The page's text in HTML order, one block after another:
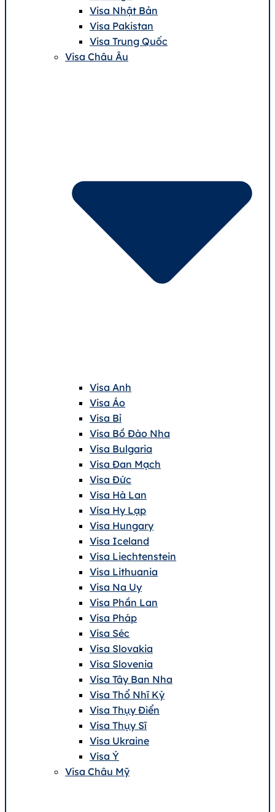
Visa Nhật Bản
Visa Pakistan
Visa Trung Quốc
Visa Châu Âu
Visa Anh
Visa Áo
Visa Bỉ
Visa Bồ Đào Nha
Visa Bulgaria
Visa Đan Mạch
Visa Đức
Visa Hà Lan
Visa Hy Lạp
Visa Hungary
Visa Iceland
Visa Liechtenstein
Visa Lithuania
Visa Na Uy
Visa Phần Lan
Visa Pháp
Visa Séc
Visa Slovakia
Visa Slovenia
Visa Tây Ban Nha
Visa Thổ Nhĩ Kỳ
Visa Thụy Điển
Visa Thụy Sĩ
Visa Ukraine
Visa Ý
Visa Châu Mỹ